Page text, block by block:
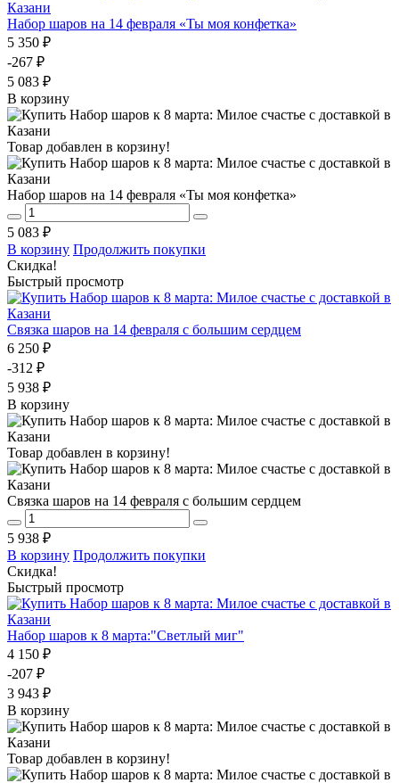
Набор шаров на 14 февраля «Ты моя конфетка»
5 350 ₽
-267 ₽
5 083 ₽
В корзину
Товар добавлен в корзину!
Набор шаров на 14 февраля «Ты моя конфетка»
5 083 ₽
В корзину Продолжить покупки
Скидка!
Быстрый просмотр
Связка шаров на 14 февраля с большим сердцем
6 250 ₽
-312 ₽
5 938 ₽
В корзину
Товар добавлен в корзину!
Связка шаров на 14 февраля с большим сердцем
5 938 ₽
В корзину Продолжить покупки
Скидка!
Быстрый просмотр
Набор шаров к 8 марта:"Светлый миг"
4 150 ₽
-207 ₽
3 943 ₽
В корзину
Товар добавлен в корзину!